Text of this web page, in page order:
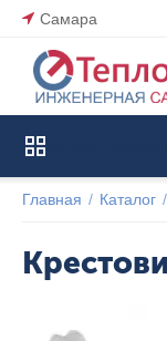
Самара
Главная / Каталог /
Популярный